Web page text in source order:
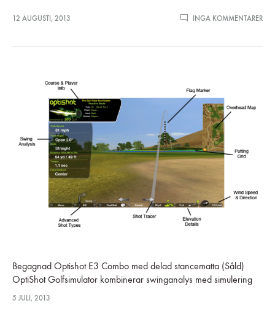
12 AUGUSTI, 2013 INGA KOMMENTARERTILL
Begagnad Optishot E3 Combo med delad stancematta (Såld)
OptiShot Golfsimulator kombinerar swinganalys med simulering
och videoinstruktioner till en fantastisk golfsimulator och ett perfekt
5 JULI, 2013